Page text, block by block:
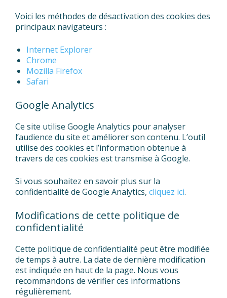
Voici les méthodes de désactivation des cookies des
principaux navigateurs :
Internet Explorer
Chrome
Mozilla Firefox
Safari
Google Analytics
Ce site utilise Google Analytics pour analyser
l’audience du site et améliorer son contenu. L’outil
utilise des cookies et l’information obtenue à
travers de ces cookies est transmise à Google.
Si vous souhaitez en savoir plus sur la
confidentialité de Google Analytics, cliquez ici.
Modifications de cette politique de
confidentialité
Cette politique de confidentialité peut être modifiée
de temps à autre. La date de dernière modification
est indiquée en haut de la page. Nous vous
recommandons de vérifier ces informations
régulièrement.